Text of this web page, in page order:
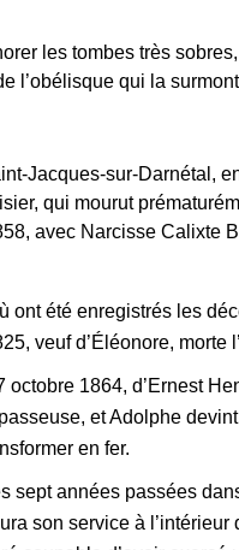
les tombes très
l’obélisque qui la
Jacques-sur-Darnétal,
qui mourut
avec Narcisse
ont été enregistrés les
veuf d’Éléonore,
1864, d’Ernest
et Adolphe
en fer.
sept années passées
son service à